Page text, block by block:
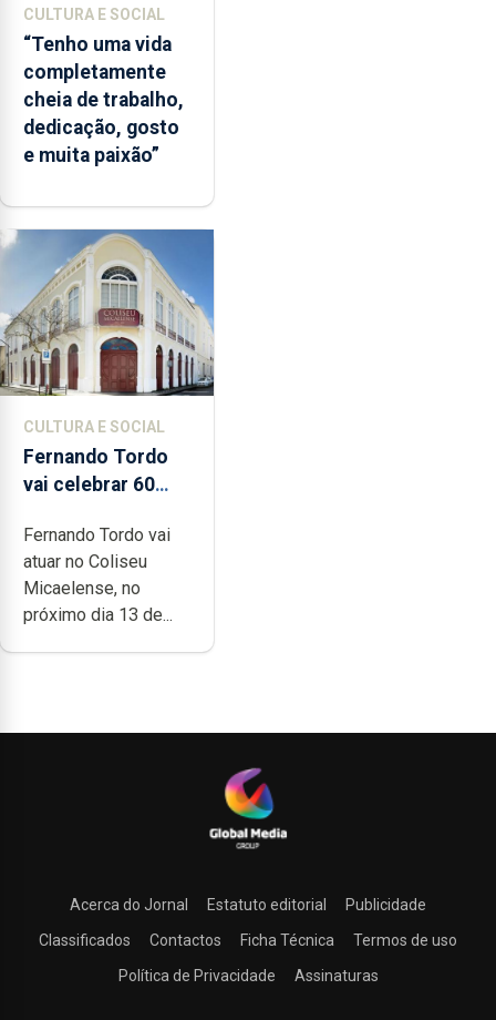
CULTURA E SOCIAL
“Tenho uma vida
completamente
cheia de trabalho,
dedicação, gosto
e muita paixão”
CULTURA E SOCIAL
Fernando Tordo
vai celebrar 60
no Coliseu
Micaelense
Fernando Tordo vai
atuar no Coliseu
Micaelense, no
próximo dia 13 de...
Acerca do Jornal Estatuto editorial
Publicidade
Classificados
Contactos Ficha Técnica
Termos de uso
Política de Privacidade
Assinaturas